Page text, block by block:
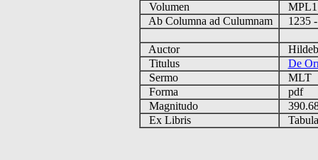
Volumen
Ab Columna ad Culumnam
1235
Auctor
Titulus
De
Sermo
MLT
Forma
pdf
Magnitudo
Ex Libris